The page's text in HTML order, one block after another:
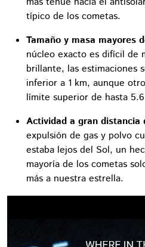
típico de los cometas.
Tamaño y masa mayores
núcleo exacto es difícil de
brillante, las estimaciones
inferior a 1 km, aunque
límite superior de hasta
Actividad a gran distancia
expulsión de gas y polvo
estaba lejos del Sol, un
mayoría de los cometas
más a nuestra estrella.